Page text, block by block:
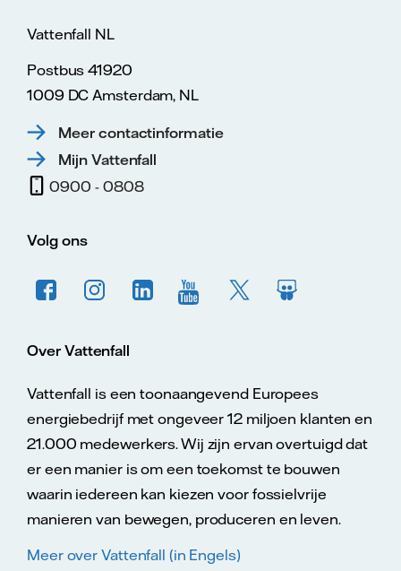
Vattenfall NL
Postbus 41920
1009 DC Amsterdam, NL
Meer contactinformatie
Mijn Vattenfall
0900 - 0808
Volg ons
Over Vattenfall
Vattenfall is een toonaangevend Europees
energiebedrijf met ongeveer 12 miljoen klanten en
21.000 medewerkers. Wij zijn ervan overtuigd dat
er een manier is om een toekomst te bouwen
waarin iedereen kan kiezen voor fossielvrije
manieren van bewegen, produceren en leven.
Meer over Vattenfall (in Engels)